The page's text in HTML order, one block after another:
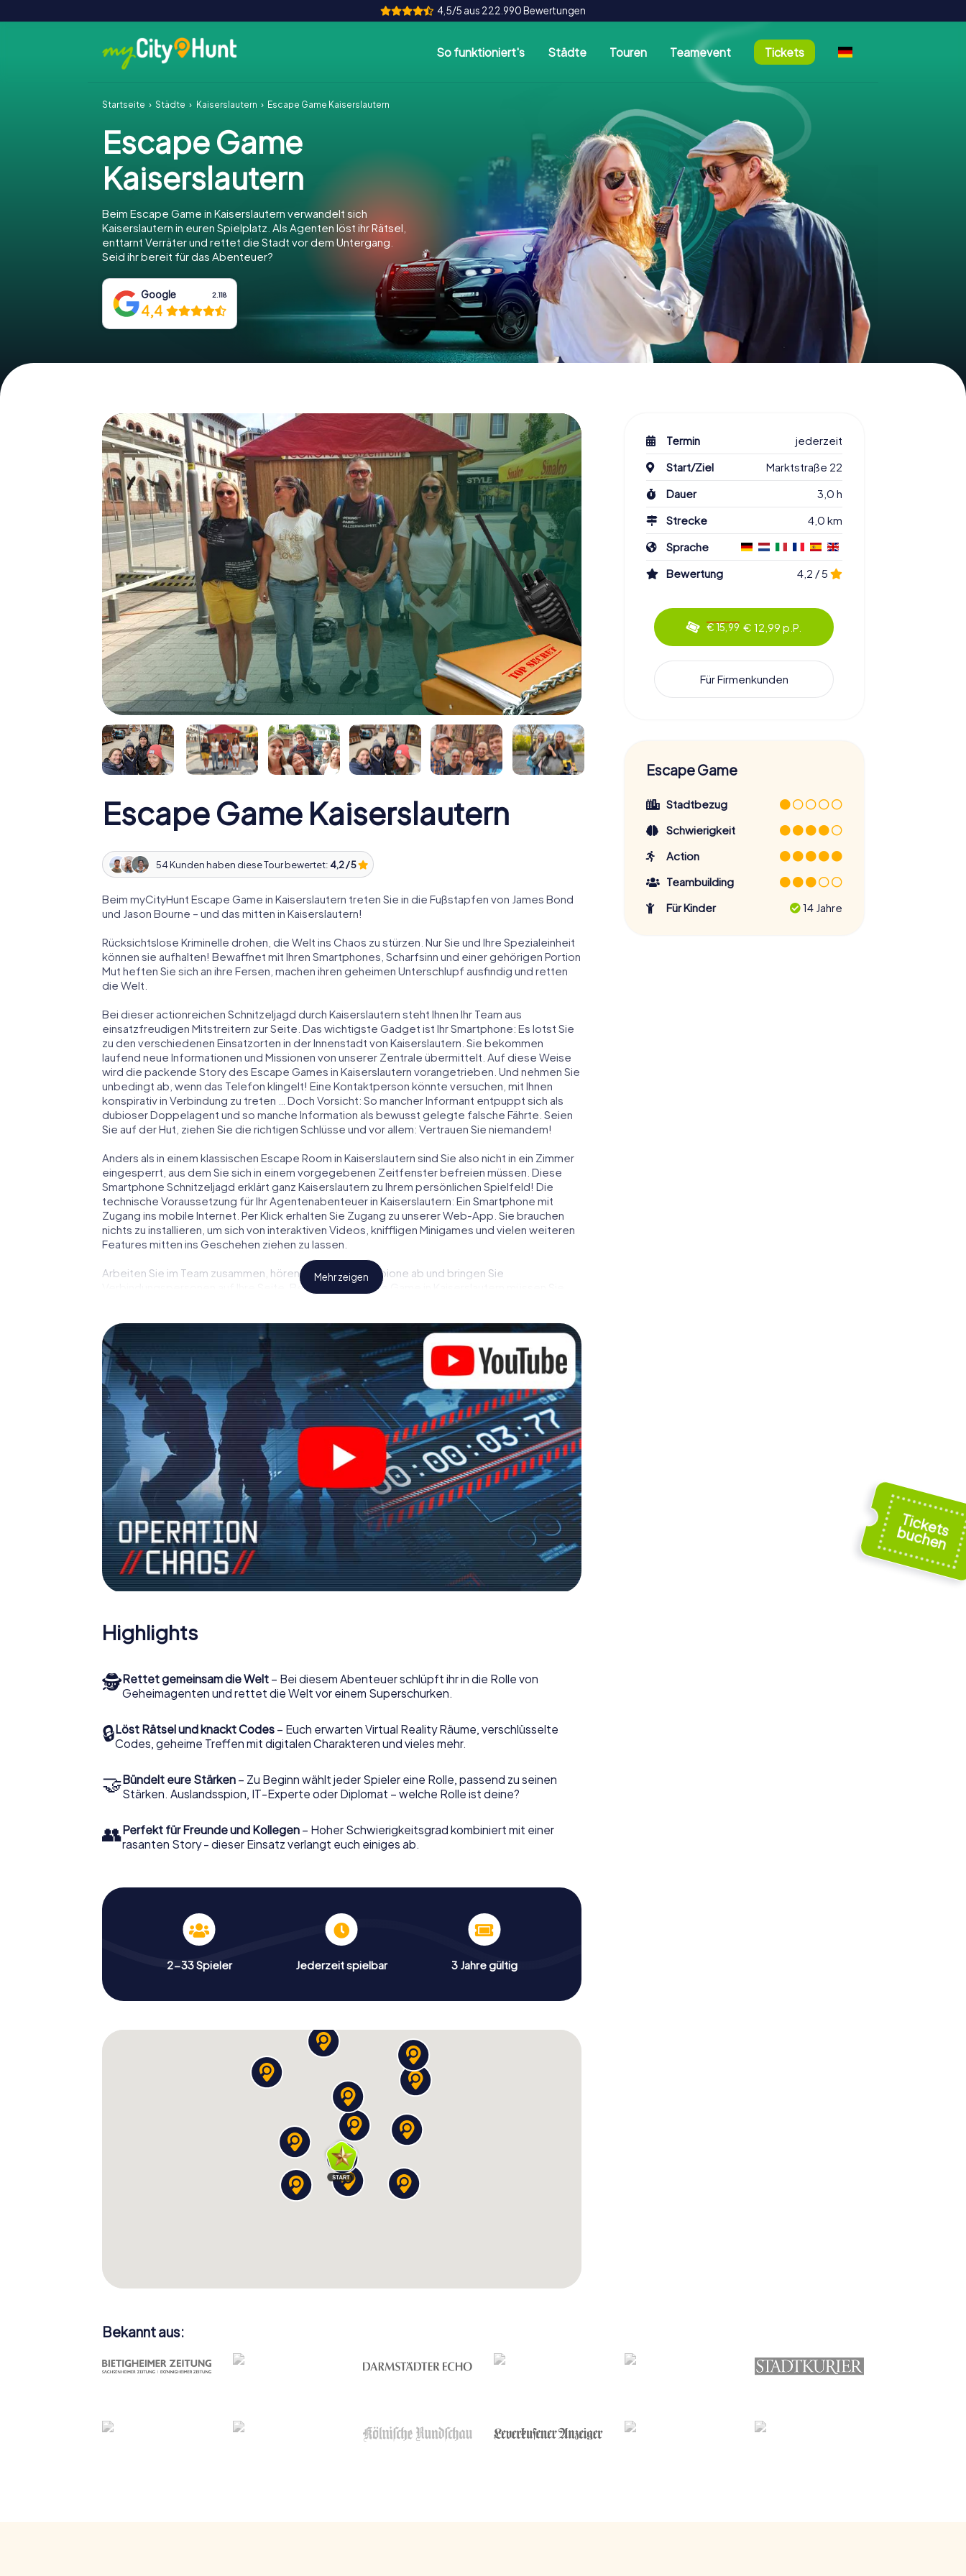
4,5/5 aus 222.990 Bewertungen
So funktioniert's Städte Touren Teamevent Tickets
Startseite Städte Kaiserslautern Escape Game Kaiserslautern
Escape Game
Kaiserslautern
Beim Escape Game in Kaiserslautern verwandelt sich
Kaiserslautern in euren Spielplatz. Als Agenten löst ihr Rätsel,
enttarnt Verräter und rettet die Stadt vor dem Untergang.
Seid ihr bereit für das Abenteuer?
Google 2.118
4,4
Escape Game Kaiserslautern
54 Kunden haben diese Tour bewertet: 4,2 / 5
Beim myCityHunt Escape Game in Kaiserslautern treten Sie in die Fußstapfen von James Bond
und Jason Bourne – und das mitten in Kaiserslautern!
Rücksichtslose Kriminelle drohen, die Welt ins Chaos zu stürzen. Nur Sie und Ihre Spezialeinheit
können sie aufhalten! Bewaffnet mit Ihren Smartphones, Scharfsinn und einer gehörigen Portion
Mut heften Sie sich an ihre Fersen, machen ihren geheimen Unterschlupf ausfindig und retten
die Welt.
Bei dieser actionreichen Schnitzeljagd durch Kaiserslautern steht Ihnen Ihr Team aus
einsatzfreudigen Mitstreitern zur Seite. Das wichtigste Gadget ist Ihr Smartphone: Es lotst Sie
zu den verschiedenen Einsatzorten in der Innenstadt von Kaiserslautern. Sie bekommen
laufend neue Informationen und Missionen von unserer Zentrale übermittelt. Auf diese Weise
wird die packende Story des Escape Games in Kaiserslautern vorangetrieben. Und nehmen Sie
unbedingt ab, wenn das Telefon klingelt! Eine Kontaktperson könnte versuchen, mit Ihnen
konspirativ in Verbindung zu treten … Doch Vorsicht: So mancher Informant entpuppt sich als
dubioser Doppelagent und so manche Information als bewusst gelegte falsche Fährte. Seien
Sie auf der Hut, ziehen Sie die richtigen Schlüsse und vor allem: Vertrauen Sie niemandem!
Anders als in einem klassischen Escape Room in Kaiserslautern sind Sie also nicht in ein Zimmer
eingesperrt, aus dem Sie sich in einem vorgegebenen Zeitfenster befreien müssen. Diese
Smartphone Schnitzeljagd erklärt ganz Kaiserslautern zu Ihrem persönlichen Spielfeld! Die
technische Voraussetzung für Ihr Agentenabenteuer in Kaiserslautern: Ein Smartphone mit
Zugang ins mobile Internet. Per Klick erhalten Sie Zugang zu unserer Web-App. Sie brauchen
nichts zu installieren, um sich von interaktiven Videos, kniffligen Minigames und vielen weiteren
Features mitten ins Geschehen ziehen zu lassen.
Arbeiten Sie im Team zusammen, hören Sie feindliche Spione ab und bringen Sie
Verbindungspersonen auf Ihre Seite. Bei diesem Escape Game in Kaiserslautern müssen Sie
Team im Highscore von Kaiserslautern und erhalten Zugang zu Ihrer ganz persönlichen
Bildergalerie. Das myCityHunt Escape Game macht Kaiserslautern zu Ihrem ganz persönlichen
Erlebnisspielplatz. Holen Sie sich Ihre Tickets in die Welt der Spionage und Geheimagenten und
verwandeln Sie Kaiserslautern in einen Outdoor Escape Room!
Mehr zeigen
Highlights
🕵Rettet gemeinsam die Welt – Bei diesem Abenteuer schlüpft ihr in die Rolle von
Geheimagenten und rettet die Welt vor einem Superschurken.
🔒Löst Rätsel und knackt Codes – Euch erwarten Virtual Reality Räume, verschlüsselte
Codes, geheime Treffen mit digitalen Charakteren und vieles mehr.
🤝Bündelt eure Stärken – Zu Beginn wählt jeder Spieler eine Rolle, passend zu seinen
Stärken. Auslandsspion, IT-Experte oder Diplomat – welche Rolle ist deine?
👥Perfekt für Freunde und Kollegen – Hoher Schwierigkeitsgrad kombiniert mit einer
rasanten Story - dieser Einsatz verlangt euch einiges ab.
2-33 Spieler Jederzeit spielbar 3 Jahre gültig
Termin
jederzeit
Start/Ziel
Marktstraße 22
Dauer
3,0 h
Strecke
4,0 km
Sprache
Bewertung
4,2 / 5
€ 15,99 € 12,99 p.P.
Für Firmenkunden
Escape Game
Stadtbezug
Schwierigkeit
Action
Teambuilding
Für Kinder
14 Jahre
Bekannt aus: